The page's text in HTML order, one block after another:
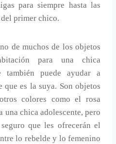
para siempre hasta las
primer chico.
de muchos de los objetos
para una chica
también puede ayudar a
que es la suya. Son objetos
colores como el rosa
una chica adolescente, pero
que les ofrecerán el
lo rebelde y lo femenino